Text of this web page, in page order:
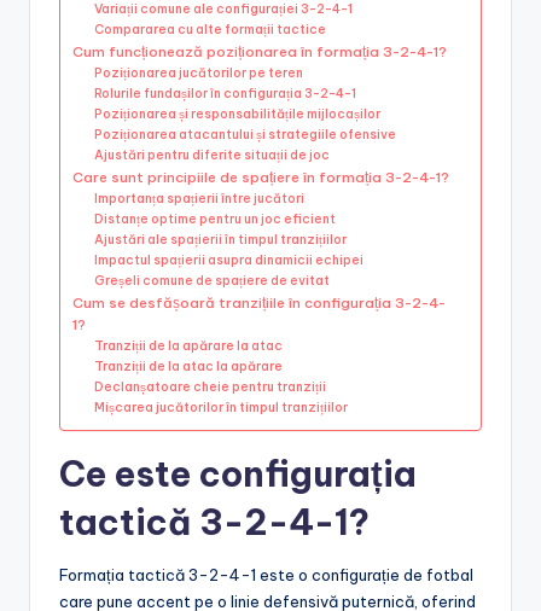
Variații comune ale configurației 3-2-4-1
Compararea cu alte formații tactice
Cum funcționează poziționarea în formația 3-2-4-1?
Poziționarea jucătorilor pe teren
Rolurile fundașilor în configurația 3-2-4-1
Poziționarea și responsabilitățile mijlocașilor
Poziționarea atacantului și strategiile ofensive
Ajustări pentru diferite situații de joc
Care sunt principiile de spațiere în formația 3-2-4-1?
Importanța spațierii între jucători
Distanțe optime pentru un joc eficient
Ajustări ale spațierii în timpul tranzițiilor
Impactul spațierii asupra dinamicii echipei
Greșeli comune de spațiere de evitat
Cum se desfășoară tranzițiile în configurația 3-2-4-
1?
Tranziții de la apărare la atac
Tranziții de la atac la apărare
Declanșatoare cheie pentru tranziții
Mișcarea jucătorilor în timpul tranzițiilor
Ce este configurația
tactică 3-2-4-1?
Formația tactică 3-2-4-1 este o configurație de fotbal
care pune accent pe o linie defensivă puternică, oferind